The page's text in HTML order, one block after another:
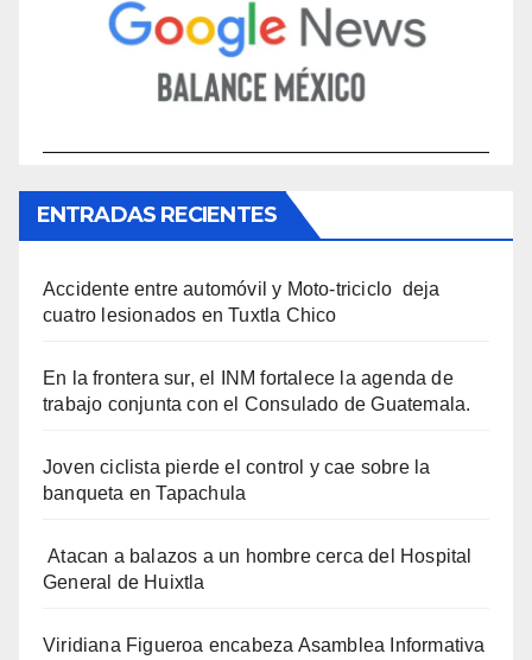
ENTRADAS RECIENTES
Accidente entre automóvil y Moto-triciclo deja
cuatro lesionados en Tuxtla Chico
En la frontera sur, el INM fortalece la agenda de
trabajo conjunta con el Consulado de Guatemala.
Joven ciclista pierde el control y cae sobre la
banqueta en Tapachula
Atacan a balazos a un hombre cerca del Hospital
General de Huixtla
Viridiana Figueroa encabeza Asamblea Informativa